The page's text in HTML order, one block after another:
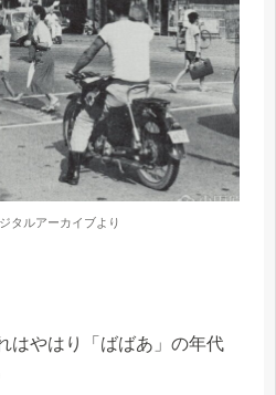
タルアーカイブより
はやはり「ばばあ」の年代